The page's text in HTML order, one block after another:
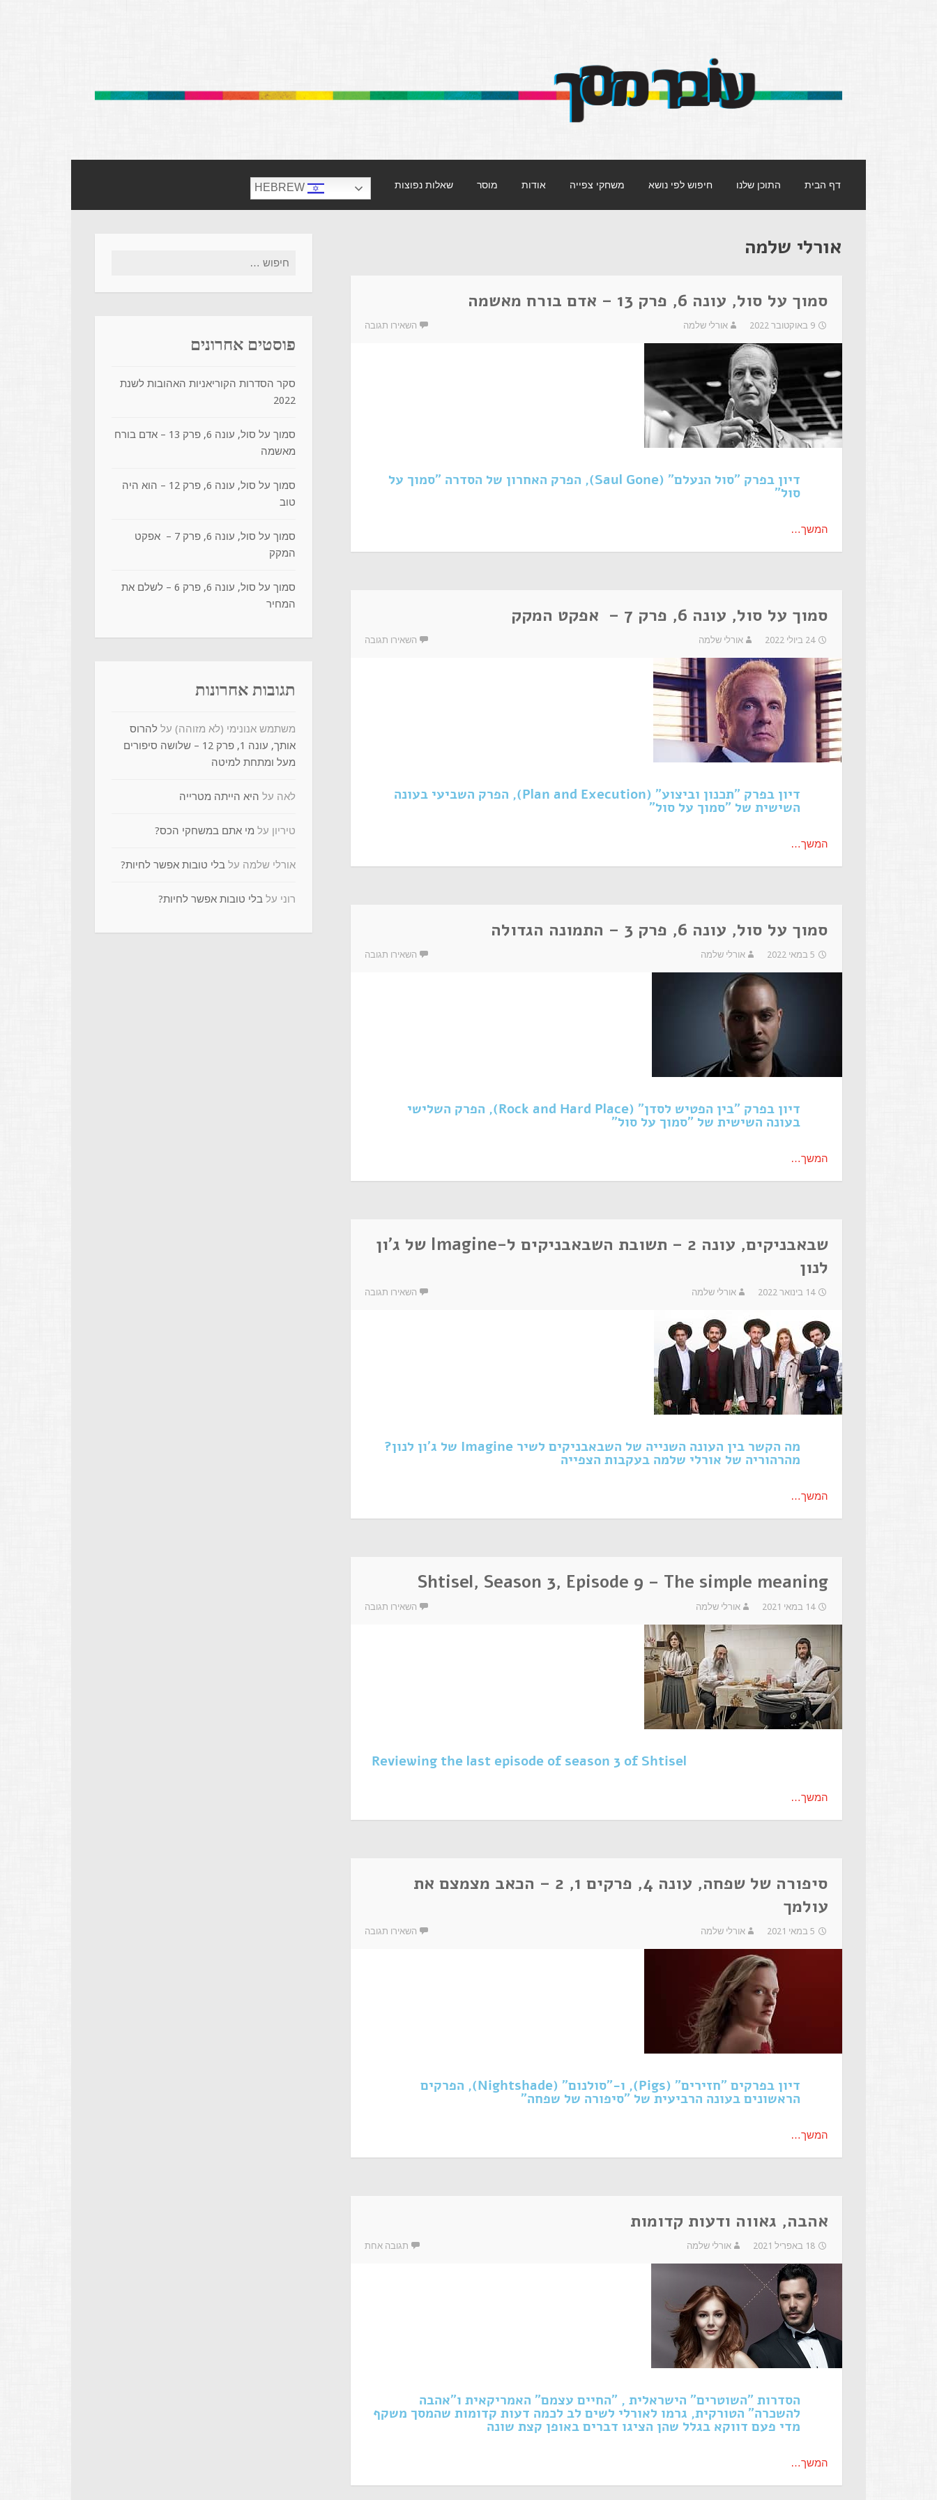
עובר מסך
דף הבית התוכן שלנו חיפוש לפי נושא משחקי צפייה אודות מוסר שאלות נפוצות HEBREW
אורלי שלמה
סמוך על סול, עונה 6, פרק 13 – אדם בורח מאשמה
9 באוקטובר 2022 אורלי שלמה השאירו תגובה
דיון בפרק "סול הנעלם" (Saul Gone), הפרק האחרון של הסדרה "סמוך על
סול"
המשך…
סמוך על סול, עונה 6, פרק 7 – אפקט המקק
24 ביולי 2022 אורלי שלמה השאירו תגובה
דיון בפרק "תכנון וביצוע" (Plan and Execution), הפרק השביעי בעונה
השישית של "סמוך על סול"
המשך…
סמוך על סול, עונה 6, פרק 3 – התמונה הגדולה
5 במאי 2022 אורלי שלמה השאירו תגובה
דיון בפרק "בין הפטיש לסדן" (Rock and Hard Place), הפרק השלישי
בעונה השישית של "סמוך על סול"
המשך…
שבאבניקים, עונה 2 – תשובת השבאבניקים ל-Imagine של ג'ון
לנון
14 בינואר 2022 אורלי שלמה השאירו תגובה
מה הקשר בין העונה השנייה של השבאבניקים לשיר Imagine של ג'ון לנון?
מהרהוריה של אורלי שלמה בעקבות הצפייה
המשך…
Shtisel, Season 3, Episode 9 – The simple meaning
14 במאי 2021 אורלי שלמה השאירו תגובה
Reviewing the last episode of season 3 of Shtisel
המשך…
סיפורה של שפחה, עונה 4, פרקים 1, 2 – הכאב מצמצם את
עולמך
5 במאי 2021 אורלי שלמה השאירו תגובה
דיון בפרקים "חזירים" (Pigs), ו-"סולנום" (Nightshade), הפרקים
הראשונים בעונה הרביעית של "סיפורה של שפחה"
המשך…
אהבה, גאווה ודעות קדומות
18 באפריל 2021 אורלי שלמה תגובה אחת
הסדרות "השוטרים" הישראלית , "החיים עצמם" האמריקאית ו"אהבה
להשכרה" הטורקית, גרמו לאורלי לשים לב לכמה דעות קדומות שהמסך משקף
מדי פעם דווקא בגלל שהן הציגו דברים באופן קצת שונה
המשך…
פוסטים אחרונים
סקר הסדרות הקוריאניות האהובות לשנת
2022
סמוך על סול, עונה 6, פרק 13 – אדם בורח
מאשמה
סמוך על סול, עונה 6, פרק 12 – הוא היה
טוב
סמוך על סול, עונה 6, פרק 7 – אפקט
המקק
סמוך על סול, עונה 6, פרק 6 – לשלם את
המחיר
תגובות אחרונות
משתמש אנונימי (לא מזוהה) על להרוס
אותך, עונה 1, פרק 12 – שלושה סיפורים
מעל ומתחת למיטה
לאה על היא הייתה מטרייה
טיריון על מי אתם במשחקי הכס?
אורלי שלמה על בלי טובות אפשר לחיות?
רוני על בלי טובות אפשר לחיות?